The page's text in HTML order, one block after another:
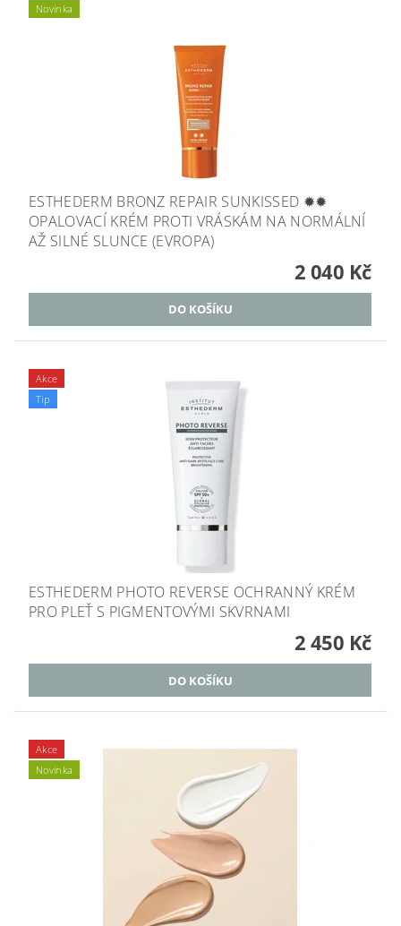
Novinka
ESTHEDERM BRONZ REPAIR SUNKISSED ✹✹
OPALOVACÍ KRÉM PROTI VRÁSKÁM NA NORMÁLNÍ
AŽ SILNÉ SLUNCE (EVROPA)
2 040 Kč
Akce
Tip
ESTHEDERM PHOTO REVERSE OCHRANNÝ KRÉM
PRO PLEŤ S PIGMENTOVÝMI SKVRNAMI
2 450 Kč
Akce
Novinka